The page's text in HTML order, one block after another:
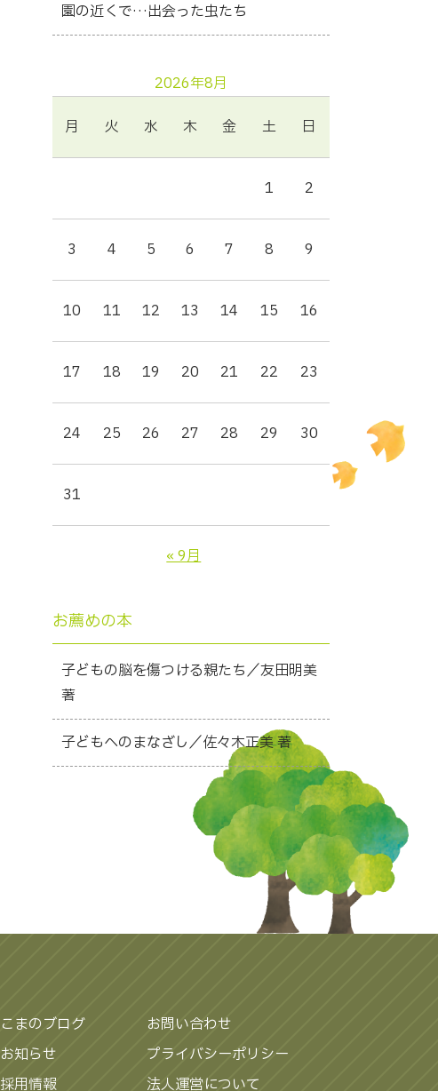
園の近くで…出会った虫たち
2026年8月
月 火 水 木 金 土 日
1 2
3 4 5 6 7 8 9
10 11 12 13 14 15 16
17 18 19 20 21 22 23
24 25 26 27 28 29 30
31
« 9月
お薦めの本
子どもの脳を傷つける親たち／友田明美
著
子どもへのまなざし／佐々木正美 著
こまのブログ
お知らせ
採用情報
お問い合わせ
プライバシーポリシー
法人運営について